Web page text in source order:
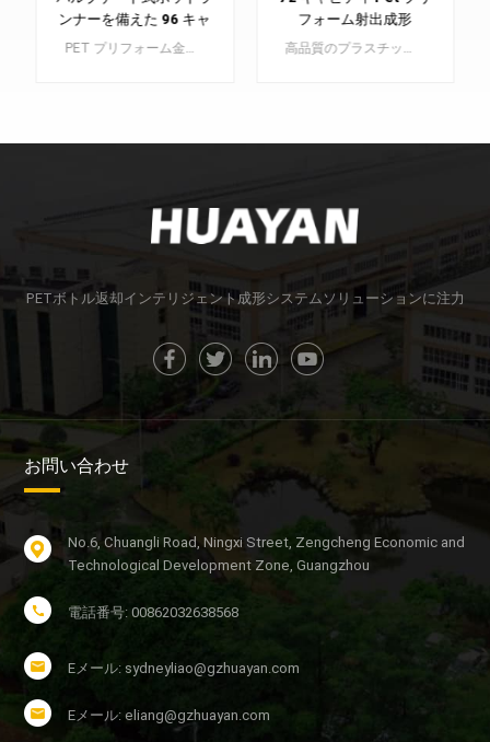
ンナーを備えた 96 キャ
ビティ MoPET プリフ
PET プリフォーム金型は、高品質のペットボトルの構成要素となる PET プリフォームの製造に不可欠なコンポーネントです。
もっと詳しく知
フォーム射出成形
高品質のプラスチックボトルの製造に不可欠な、当社の精密に作られた PET プリフォーム金型をご覧ください。当社の最高級金型で生産を向上させます。
もっと詳しく知
PETボトル返却インテリジェント成形システムソリューションに注力
お問い合わせ
No.6, Chuangli Road, Ningxi Street, Zengcheng Economic and
Technological Development Zone, Guangzhou
電話番号: 00862032638568
Eメール: sydneyliao@gzhuayan.com
Eメール: eliang@gzhuayan.com